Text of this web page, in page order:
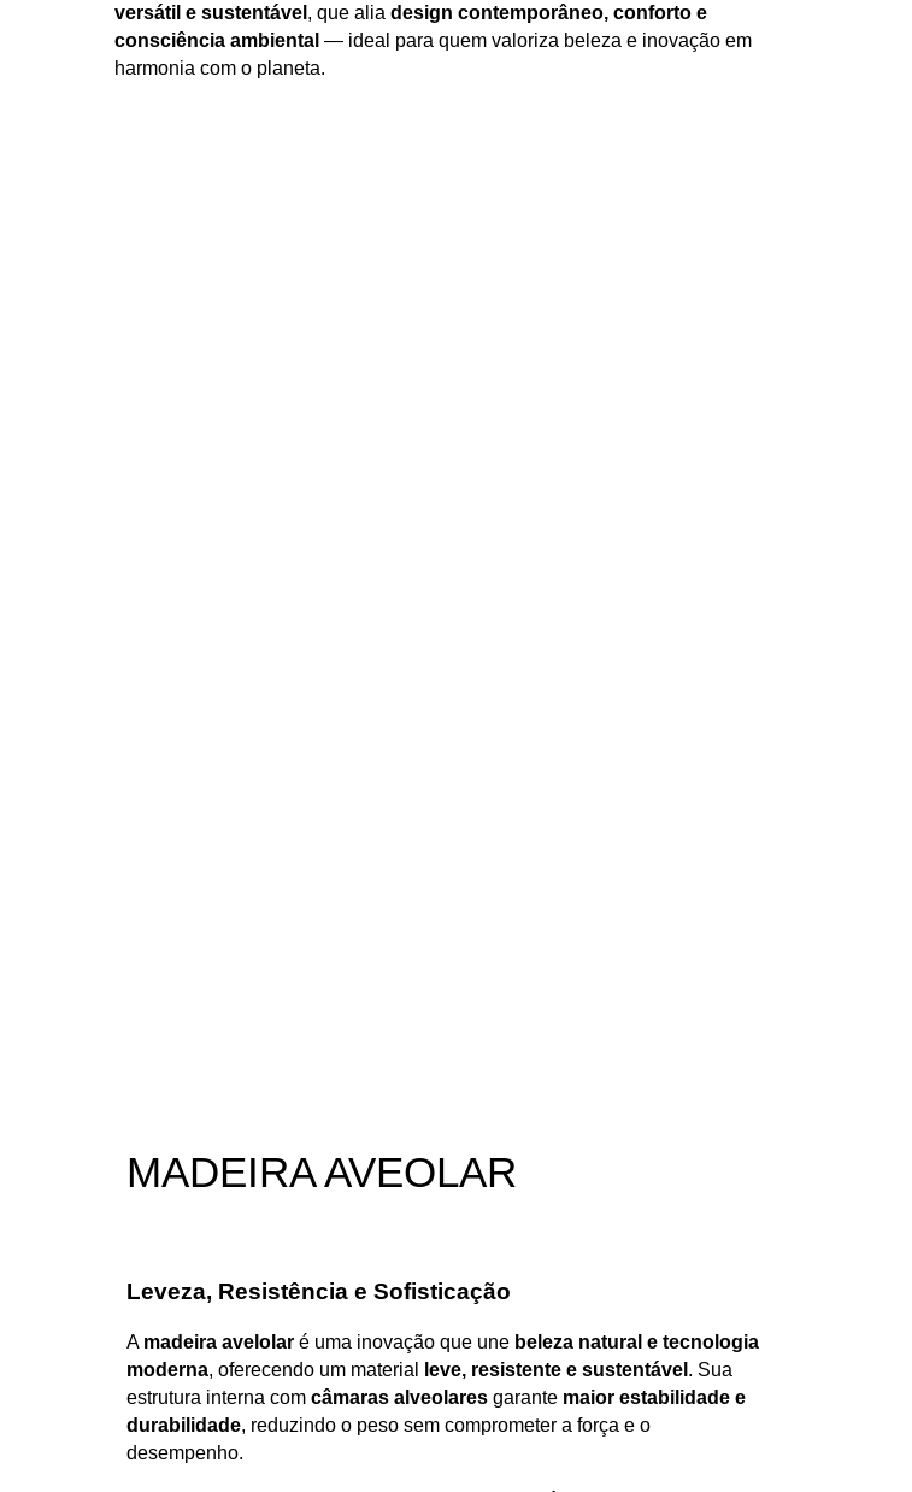
versátil e sustentável , que alia design contemporâneo, conforto e
consciência ambiental — ideal para quem valoriza beleza e inovação em
harmonia com o planeta.
MADEIRAAVEOLAR
Leveza, Resistência e Sofisticação
A madeira avelolar é uma inovação que une beleza natural e tecnologia
moderna, oferecendo um material leve, resistente e sustentável . Sua
estrutura interna com câmaras alveolares garante maior estabilidade e
durabilidade, reduzindo o peso sem comprometer a força e o
desempenho.